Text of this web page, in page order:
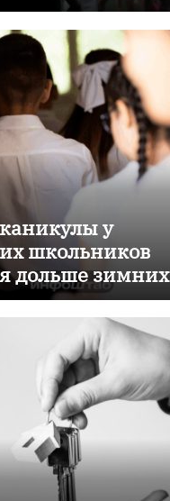
у
школьников
дольше зимних